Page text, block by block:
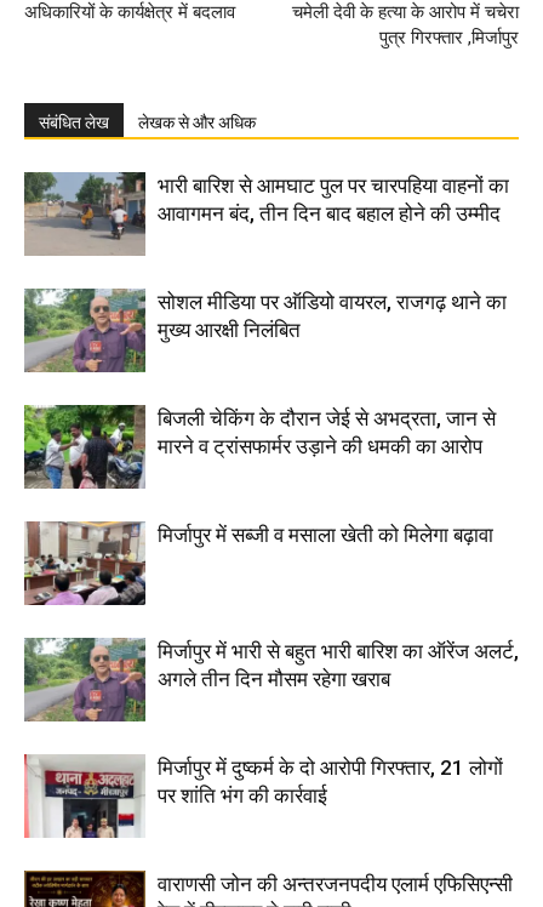
अधिकारियों के कार्यक्षेत्र में बदलाव
चमेली देवी के हत्या के आरोप में चचेरा
पुत्र गिरफ्तार ,मिर्जापुर
संबंधित लेख लेखक से और अधिक
भारी बारिश से आमघाट पुल पर चारपहिया वाहनों का
आवागमन बंद, तीन दिन बाद बहाल होने की उम्मीद
सोशल मीडिया पर ऑडियो वायरल, राजगढ़ थाने का
मुख्य आरक्षी निलंबित
बिजली चेकिंग के दौरान जेई से अभद्रता, जान से
मारने व ट्रांसफार्मर उड़ाने की धमकी का आरोप
मिर्जापुर में सब्जी व मसाला खेती को मिलेगा बढ़ावा
मिर्जापुर में भारी से बहुत भारी बारिश का ऑरेंज अलर्ट,
अगले तीन दिन मौसम रहेगा खराब
मिर्जापुर में दुष्कर्म के दो आरोपी गिरफ्तार, 21 लोगों
पर शांति भंग की कार्रवाई
वाराणसी जोन की अन्तरजनपदीय एलार्म एफिसिएन्सी